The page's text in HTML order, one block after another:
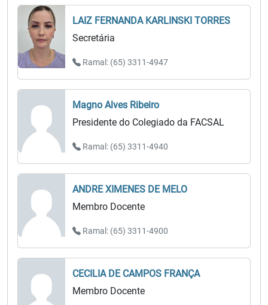
LAIZ FERNANDA KARLINSKI TORRES
Secretária
Ramal: (65) 3311-4947
Magno Alves Ribeiro
Presidente do Colegiado da FACSAL
Ramal: (65) 3311-4940
ANDRE XIMENES DE MELO
Membro Docente
Ramal: (65) 3311-4900
CECILIA DE CAMPOS FRANÇA
Membro Docente